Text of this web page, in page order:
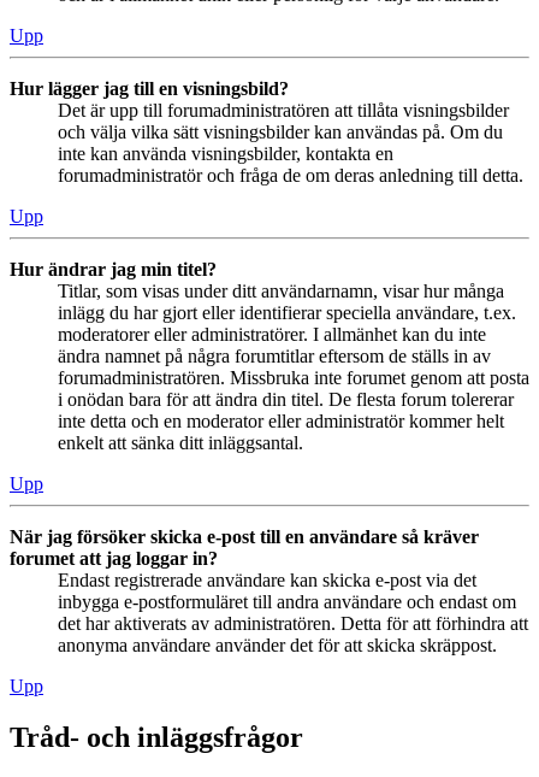
Upp
Hur lägger jag till en visningsbild?
Det är upp till forumadministratören att tillåta visningsbilder
och välja vilka sätt visningsbilder kan användas på. Om du
inte kan använda visningsbilder, kontakta en
forumadministratör och fråga de om deras anledning till detta.
Upp
Hur ändrar jag min titel?
Titlar, som visas under ditt användarnamn, visar hur många
inlägg du har gjort eller identifierar speciella användare, t.ex.
moderatorer eller administratörer. I allmänhet kan du inte
ändra namnet på några forumtitlar eftersom de ställs in av
forumadministratören. Missbruka inte forumet genom att posta
i onödan bara för att ändra din titel. De flesta forum tolererar
inte detta och en moderator eller administratör kommer helt
enkelt att sänka ditt inläggsantal.
Upp
När jag försöker skicka e-post till en användare så kräver
forumet att jag loggar in?
Endast registrerade användare kan skicka e-post via det
inbygga e-postformuläret till andra användare och endast om
det har aktiverats av administratören. Detta för att förhindra att
anonyma användare använder det för att skicka skräppost.
Upp
Tråd- och inläggsfrågor